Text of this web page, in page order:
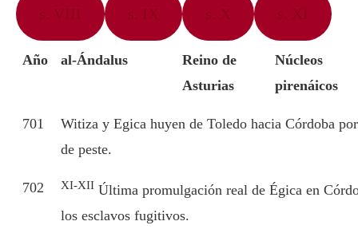
Año al-Ándalus
Reino de
Asturias
Núcleos
pirenáicos
701
Witiza y Egica huyen de Toledo hacia Córdoba
de peste.
702 XI-XII Última promulgación real de Égica en
los esclavos fugitivos.